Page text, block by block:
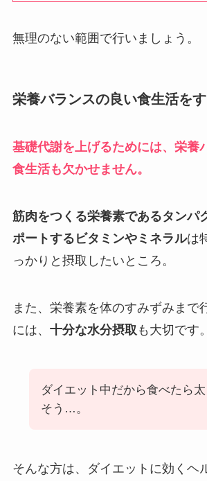
無理のない範囲で行いましょう。
栄養バランスの良い食生活を
基礎代謝を上げるためには、栄養
食生活も欠かせません。
筋肉をつくる栄養素であるタンパ
ポートするビタミンやミネラルは
っかりと摂取したいところ。
また、栄養素を体のすみずみまで
には、 十分な水分摂取 も大切です。
ダイエット中だから食べたら太
そう…。
そんな方は、ダイエットに効くヘ